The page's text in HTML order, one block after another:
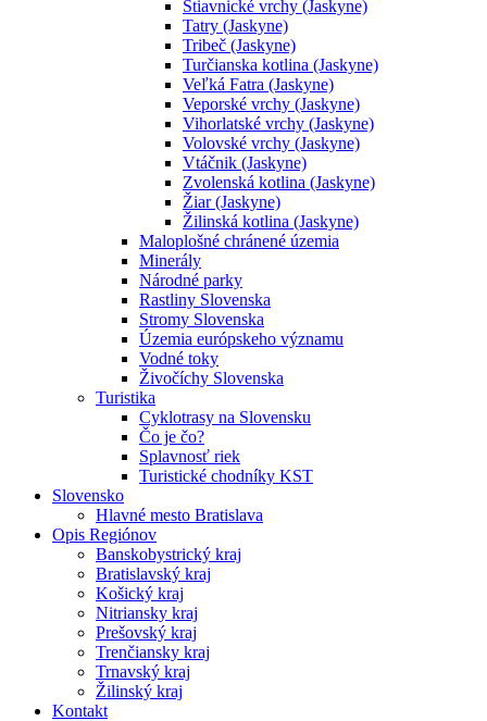
Štiavnické vrchy (Jaskyne)
Tatry (Jaskyne)
Tribeč (Jaskyne)
Turčianska kotlina (Jaskyne)
Veľká Fatra (Jaskyne)
Veporské vrchy (Jaskyne)
Vihorlatské vrchy (Jaskyne)
Volovské vrchy (Jaskyne)
Vtáčnik (Jaskyne)
Zvolenská kotlina (Jaskyne)
Žiar (Jaskyne)
Žilinská kotlina (Jaskyne)
Maloplošné chránené územia
Minerály
Národné parky
Rastliny Slovenska
Stromy Slovenska
Územia európskeho významu
Vodné toky
Živočíchy Slovenska
Turistika
Cyklotrasy na Slovensku
Čo je čo?
Splavnosť riek
Turistické chodníky KST
Slovensko
Hlavné mesto Bratislava
Opis Regiónov
Banskobystrický kraj
Bratislavský kraj
Košický kraj
Nitriansky kraj
Prešovský kraj
Trenčiansky kraj
Trnavský kraj
Žilinský kraj
Kontakt